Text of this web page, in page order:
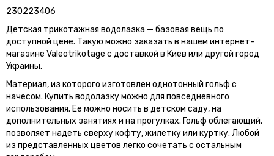
230223406
Детская трикотажная водолазка — базовая вещь по
доступной цене. Такую можно заказать в нашем интернет-
магазине Valeotrikotage с доставкой в Киев или другой город
Украины.
Материал, из которого изготовлен однотонный гольф с
начесом. Купить водолазку можно для повседневного
использования. Ее можно носить в детском саду, на
дополнительных занятиях и на прогулках. Гольф облегающий,
позволяет надеть сверху кофту, жилетку или куртку. Любой
из представленных цветов легко сочетать с остальным